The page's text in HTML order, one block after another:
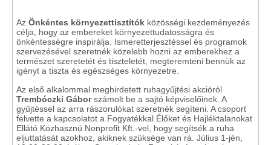
Az Önkéntes környezettisztítók közösségi kezdeményezés
célja, hogy az embereket környezettudatosságra és
önkéntességre inspirálja. Ismeretterjesztéssel és programok
szervezésével szeretnék közelebb hozni az emberekhez a
természet szeretetét és tiszteletét, megteremteni bennük az
igényt a tiszta és egészséges környezetre.
Az első alkalommal meghirdetett ruhagyűjtési akcióról
Trembóczki Gáborszámolt be a sajtó képviselőinek. A
gyűjtéssel az arra rászorulókat szeretnék segíteni. A csoport
felvette a kapcsolatot a Fogyatékkal Élőket és Hajléktalanokat
Ellátó Közhasznú Nonprofit Kft.-vel, hogy segítsék a ruha
eljuttatását azokhoz, akiknek szüksége van rá. Július 1-jén,